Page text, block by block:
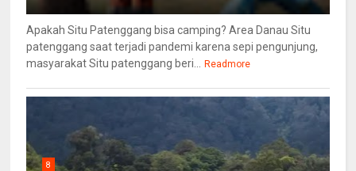
Apakah Situ Patenggang bisa camping? Area Danau Situ
patenggang saat terjadi pandemi karena sepi pengunjung,
masyarakat Situ patenggang beri...
Readmore
8